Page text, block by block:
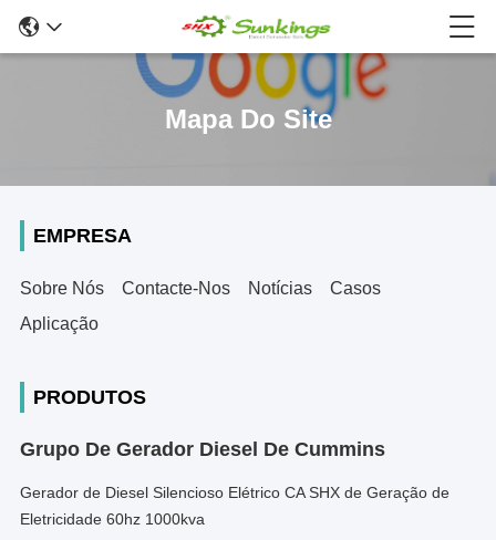
Mapa Do Site
EMPRESA
Sobre Nós Contacte-Nos Notícias
Casos
Aplicação
PRODUTOS
Grupo De Gerador Diesel De Cummins
Gerador de Diesel Silencioso Elétrico CA SHX de Geração de
Eletricidade 60hz 1000kva